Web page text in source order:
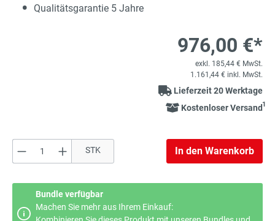
Qualitätsgarantie 5 Jahre
976,00 €*
exkl. 185,44 € MwSt.
1.161,44 € inkl. MwSt.
Lieferzeit 20 Werktage
Kostenloser Versand1
Produkt Anzahl: Gib den gewünschten
STK In den Warenkorb
Bundle verfügbar
Machen Sie mehr aus Ihrem Einkauf: